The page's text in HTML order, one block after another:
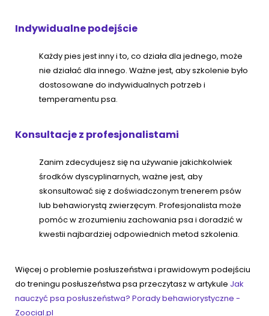
Indywidualne podejście
Każdy pies jest inny i to, co działa dla jednego, może
nie działać dla innego. Ważne jest, aby szkolenie było
dostosowane do indywidualnych potrzeb i
temperamentu psa.
Konsultacje z profesjonalistami
Zanim zdecydujesz się na używanie jakichkolwiek
środków dyscyplinarnych, ważne jest, aby
skonsultować się z doświadczonym trenerem psów
lub behawiorystą zwierzęcym. Profesjonalista może
pomóc w zrozumieniu zachowania psa i doradzić w
kwestii najbardziej odpowiednich metod szkolenia.
Więcej o problemie posłuszeństwa i prawidowym podejściu
do treningu posłuszeństwa psa przeczytasz w artykule Jak
nauczyć psa posłuszeństwa? Porady behawiorystyczne -
Zoocial.pl